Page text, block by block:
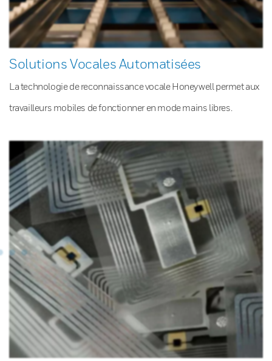
Solutions Vocales Automatisées
La technologie de reconnaissance vocale Honeywell permet aux
travailleurs mobiles de fonctionner en mode mains libres.